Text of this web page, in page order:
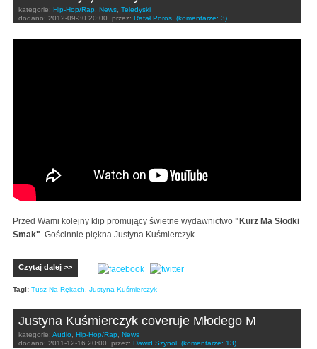
kategorie: Hip-Hop/Rap News Teledyski
dodano: 2012-09-30 20:00 przez: Rafał Poros (komentarze: 3)
Przed Wami kolejny klip promujący świetne wydawnictwo "Kurz Ma Słodki
Smak". Gościnnie piękna Justyna Kuśmierczyk.
Czytaj dalej >>
Tagi: Tusz Na Rękach Justyna Kuśmierczyk
Justyna Kuśmierczyk coveruje Młodego M
kategorie: Audio Hip-Hop/Rap
News
dodano: 2011-12-16 20:00 przez: Dawid Szynol (komentarze: 13)